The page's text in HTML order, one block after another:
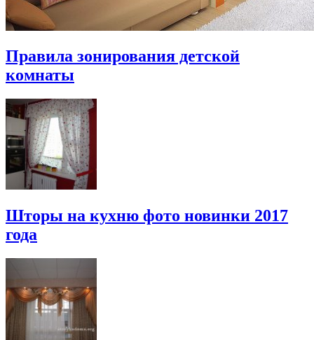
Правила зонирования детской
комнаты
Шторы на кухню фото новинки 2017
года